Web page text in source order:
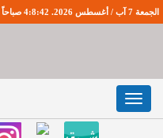
الجمعة 7 آب / أغسطس 2026. 4:8:43 صباحاً
Toggle
navigation